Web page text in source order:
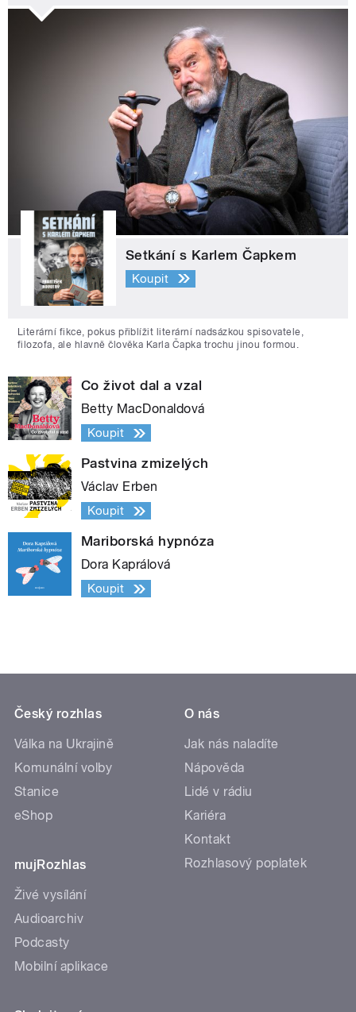
Setkání s Karlem Čapkem
Koupit
Literární fikce, pokus přiblížit literární nadsázkou spisovatele,
filozofa, ale hlavně člověka Karla Čapka trochu jinou formou.
Co život dal a vzal
Betty MacDonaldová
Koupit
Pastvina zmizelých
Václav Erben
Koupit
Mariborská hypnóza
Dora Kaprálová
Koupit
Český rozhlas
Válka na Ukrajině
Komunální volby
Stanice
eShop
mujRozhlas
Živé vysílání
Audioarchiv
Podcasty
Mobilní aplikace
O nás
Jak nás naladíte
Nápověda
Lidé v rádiu
Kariéra
Kontakt
Rozhlasový poplatek